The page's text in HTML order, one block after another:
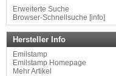
Erweiterte Suche
Browser-Schnellsuche [info]
Hersteller Info
Emilstamp
Emilstamp Homepage
Mehr Artikel